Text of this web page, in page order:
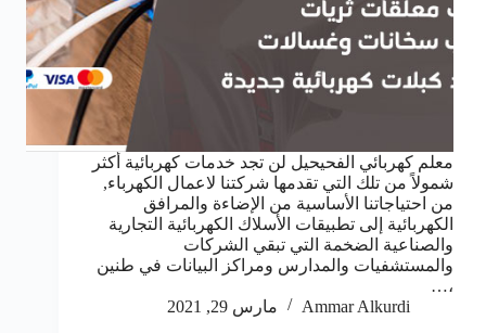
معلم كهربائي الفحيحيل لن تجد خدمات كهربائية أكثر
شمولاً من تلك التي تقدمها شركتنا لاعمال الكهرباء,
من احتياجاتنا الأساسية من الإضاءة والمرافق
الكهربائية إلى تطبيقات الأسلاك الكهربائية التجارية
والصناعية الضخمة التي تبقي الشركات
والمستشفيات والمدارس ومراكز البيانات في طنين
،…
Ammar Alkurdi
مارس 29, 2021